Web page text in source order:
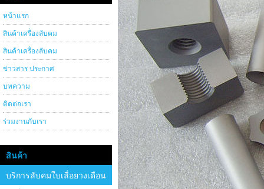
หน้าแรก
สินค้าเครื่องลับคม
สินค้าเครื่องลับคม
ข่าวสาร ประกาศ
บทความ
ติดต่อเรา
ร่วมงานกับเรา
สินค้า
บริการลับคมใบเลื่อยวงเดือน